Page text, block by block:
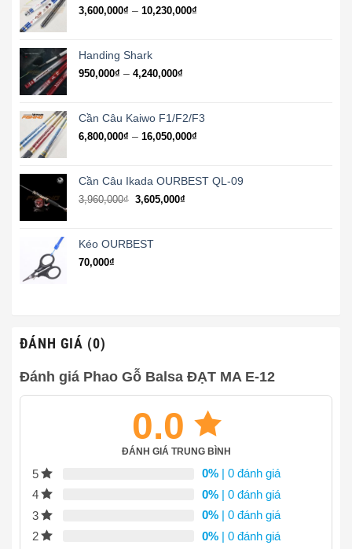
3,600,000₫ – 10,230,000₫
Handing Shark
950,000₫ – 4,240,000₫
950,000₫
đến
4,240,000₫
Cần Câu Kaiwo F1/F2/F3
6,800,000₫ – 16,050,000₫
6,800,000₫
Cần Câu Ikada OURBEST QL-09
3,960,000₫ 3,605,000₫
Kéo OURBEST
70,000₫
ĐÁNH GIÁ (0)
Đánh giá Phao Gỗ Balsa ĐẠT MA E-12
0.0
ĐÁNH GIÁ TRUNG BÌNH
5 0% | 0 đánh giá
4
0% | 0 đánh giá
3
0% | 0 đánh giá
2
0% | 0 đánh giá